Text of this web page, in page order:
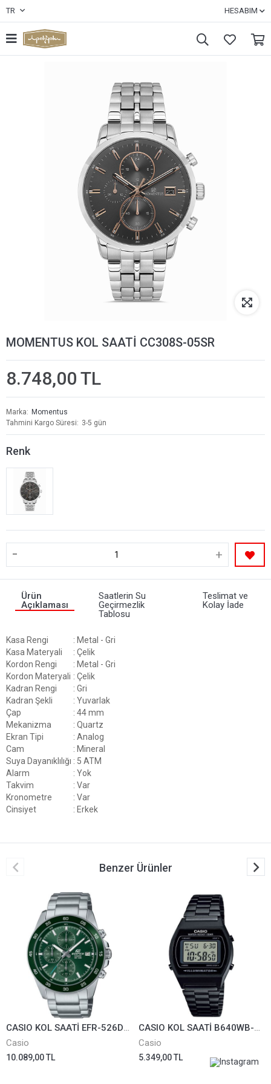
TR HESABIM
MOMENTUS KOL SAATİ CC308S-05SR
8.748,00 TL
Marka
Momentus
Tahmini Kargo Süresi
3-5 gün
Renk
- +
Ürün
Açıklaması
Saatlerin Su
Geçirmezlik
Tablosu
Teslimat ve
Kolay İade
Kasa Rengi
: Metal - Gri
Kasa Materyali
: Çelik
Kordon Rengi
: Metal - Gri
Kordon Materyali : Çelik
Kadran Rengi
: Gri
Kadran Şekli
: Yuvarlak
Çap
: 44 mm
Mekanizma
: Quartz
Ekran Tipi
: Analog
Cam
: Mineral
Suya Dayanıklılığı : 5 ATM
Alarm
: Yok
Takvim
: Var
Kronometre
: Var
Cinsiyet
: Erkek
Benzer Ürünler
CASIO KOL SAATİ EFR-526D-3AVUDF
Casio
10.089,00 TL
CASIO KOL SAATİ B640WB-1ADF
Casio
5.349,00 TL